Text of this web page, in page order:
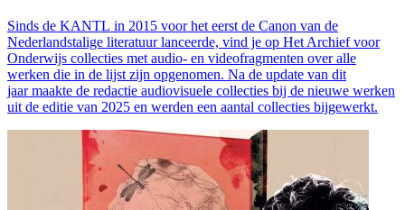
Sinds de KANTL in 2015 voor het eerst de Canon van de
Nederlandstalige literatuur lanceerde, vind je op Het Archief voor
Onderwijs collecties met audio- en videofragmenten over alle
werken die in de lijst zijn opgenomen. Na de update van dit
jaar maakte de redactie audiovisuele collecties bij de nieuwe werken
uit de editie van 2025 en werden een aantal collecties bijgewerkt.